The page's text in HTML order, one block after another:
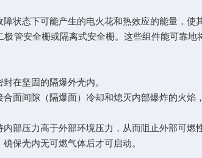
态下可能产生的电火花和热效应的能量，使
安全栅或隔离式安全栅。这些组件能可靠地
在坚固的隔爆外壳内。
间隙（隔爆面）冷却和熄灭内部爆炸的火焰
压力高于外部环境压力，从而阻止外部可燃性
壳内无可燃气体后才可启动。